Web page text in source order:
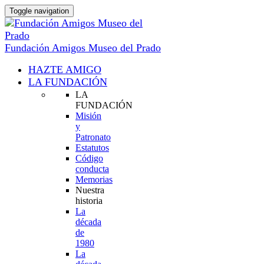
Toggle navigation
Fundación Amigos Museo del Prado
HAZTE AMIGO
LA FUNDACIÓN
LA
FUNDACIÓN
Misión
y
Patronato
Estatutos
Código
conducta
Memorias
Nuestra
historia
La
década
de
1980
La